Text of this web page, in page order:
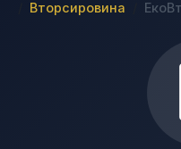
Вторсировина